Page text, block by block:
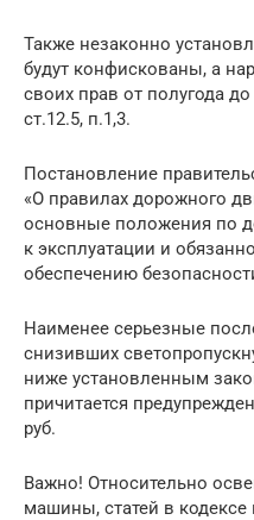
Также незаконно
будут конфискованы, а
своих прав от полугода
ст.12.5, п.1,3.
Постановление
«О правилах дорожного
основные положения по
к эксплуатации и
обеспечению
Наименее серьезные
снизивших
ниже установленным
причитается
руб.
Важно! Относительно
машины, статей в